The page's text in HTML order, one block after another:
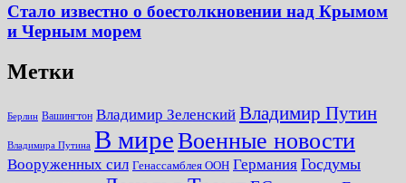
Стало известно о боестолкновении над Крымом
и Черным морем
Метки
Берлин Вашингтон Владимир Зеленский Владимир Путин
Владимира Путина В миреВоенные новости
Вооруженных сил Генассамблея ООН Германия Госдумы